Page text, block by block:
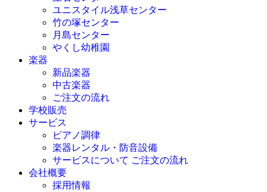
ユニスタイル浅草センター
竹の塚センター
月島センター
やくし幼稚園
楽器
新品楽器
中古楽器
ご注文の流れ
学校販売
サービス
ピアノ調律
楽器レンタル・防音設備
サービスについて ご注文の流れ
会社概要
採用情報